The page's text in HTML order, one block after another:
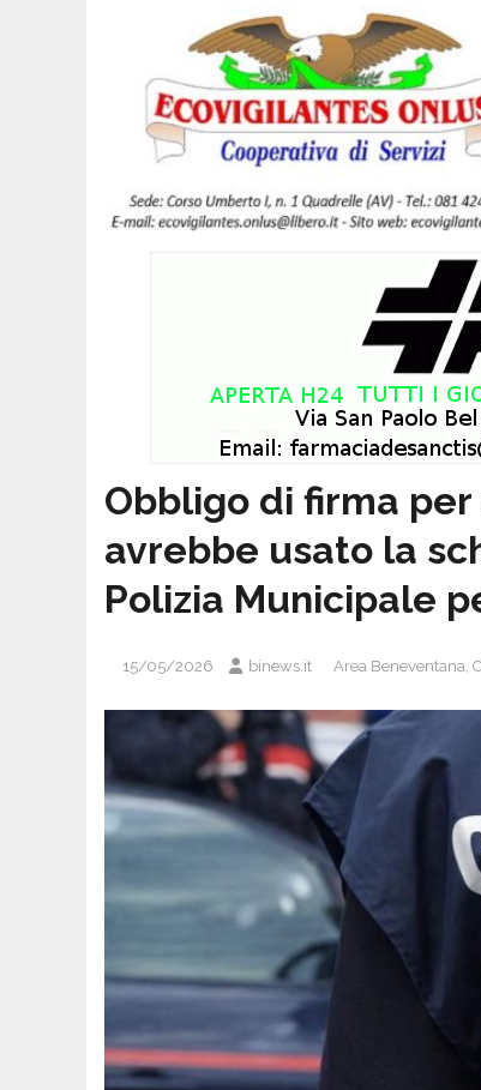
Obbligo di firma
avrebbe usato la
Polizia Municipale
15/05/2026 binews.it Area Beneventana,